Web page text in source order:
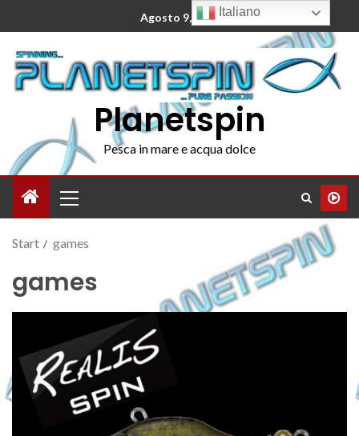
Agosto 9, 2026
Planetspin
Pesca in mare e acqua dolce
Start games
games
Italiano